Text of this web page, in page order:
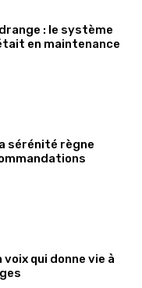
: le système
en maintenance
sérénité règne
voix qui donne vie à